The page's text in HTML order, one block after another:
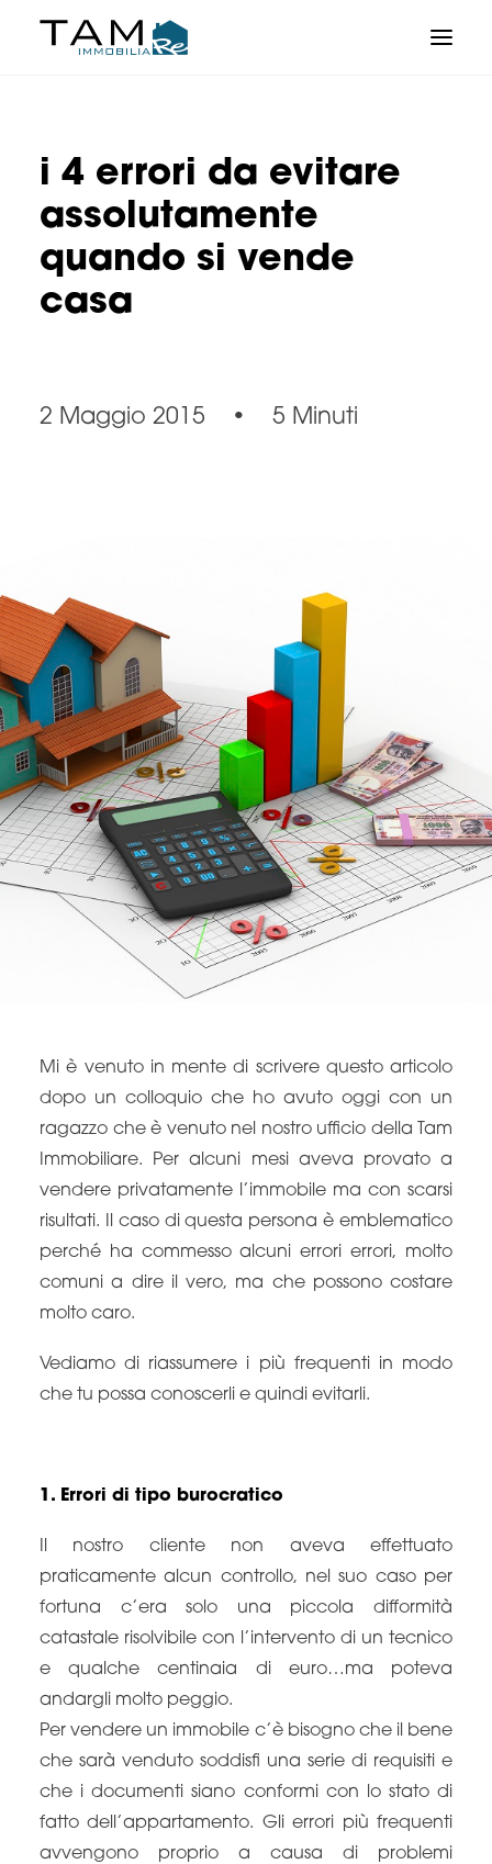
i 4 errori da evitare
assolutamente
quando si vende
casa
2 Maggio 2015 • 5 Minuti
Mi è venuto in mente di scrivere questo articolo
dopo un colloquio che ho avuto oggi con un
ragazzo che è venuto nel nostro ufficio della Tam
Immobiliare. Per alcuni mesi aveva provato a
vendere privatamente l’immobile ma con scarsi
risultati. Il caso di questa persona è emblematico
perché ha commesso alcuni errori errori, molto
comuni a dire il vero, ma che possono costare
molto caro.
Vediamo di riassumere i più frequenti in modo
che tu possa conoscerli e quindi evitarli.
1. Errori di tipo burocratico
Il nostro cliente non aveva effettuato
praticamente alcun controllo, nel suo caso per
fortuna c’era solo una piccola difformità
catastale risolvibile con l’intervento di un tecnico
e qualche centinaia di euro…ma poteva
andargli molto peggio.
Per vendere un immobile c’è bisogno che il bene
che sarà venduto soddisfi una serie di requisiti e
che i documenti siano conformi con lo stato di
fatto dell’appartamento. Gli errori più frequenti
avvengono proprio a causa di problemi